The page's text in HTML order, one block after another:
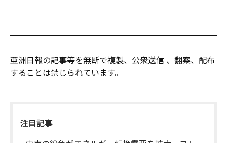
亜洲日報の記事等を無断で複製、公衆送信 、翻案、配布
することは禁じられています。
注目記事